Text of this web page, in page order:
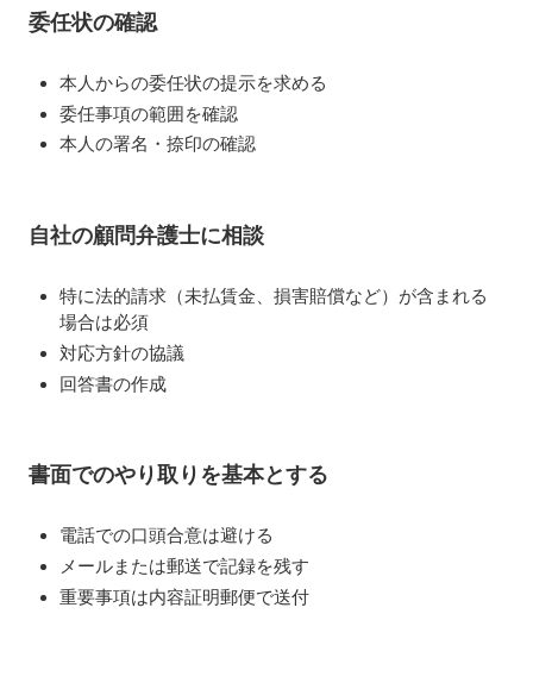
委任状の確認
本人からの委任状の提示を求める
委任事項の範囲を確認
本人の署名・捺印の確認
自社の顧問弁護士に相談
特に法的請求（未払賃金、損害賠償など）が含まれる
場合は必須
対応方針の協議
回答書の作成
書面でのやり取りを基本とする
電話での口頭合意は避ける
メールまたは郵送で記録を残す
重要事項は内容証明郵便で送付